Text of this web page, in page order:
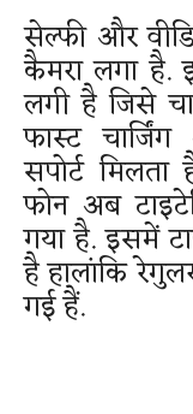
सेल्फी और
कैमरा लगा है.
लगी है जिसे
फास्ट
सपोर्ट
फोन अब
गया है. इसमें
है हालांकि
गई हैं.